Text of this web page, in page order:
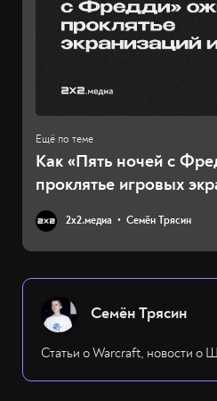
Как «Пять ночей с
проклятье игровых
2х2.медиа Семён Трясин
Семён Трясин
Статьи о Warcraft, новости о